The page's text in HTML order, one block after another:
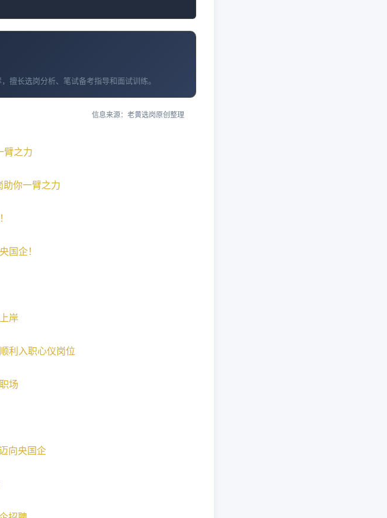
擅长选岗分析、笔试备考指导和面试训练。
信息来源：老黄选岗原创整理
臂之力
你一臂之力
国企！
岸
利入职心仪岗位
场
向央国企